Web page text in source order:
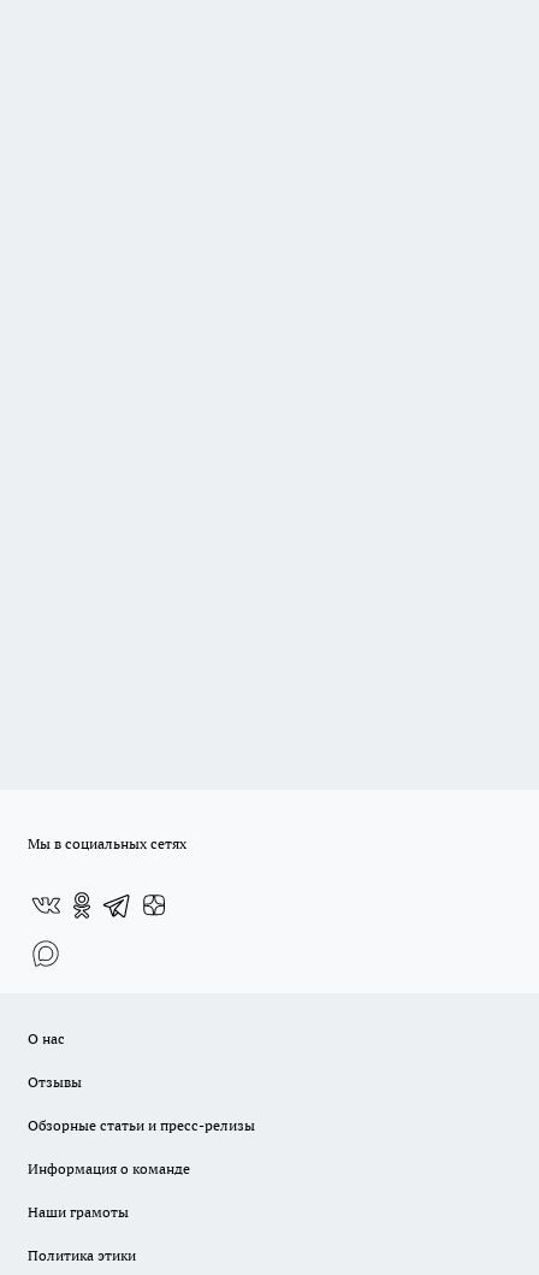
Мы в социальных сетях
О нас
Отзывы
Обзорные статьи и пресс-релизы
Информация о команде
Наши грамоты
Политика этики